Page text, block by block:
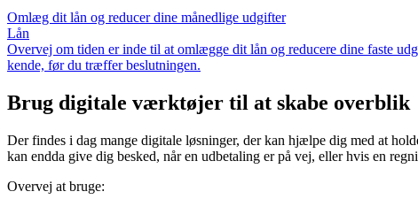
Omlæg dit lån og reducer dine månedlige udgifter
Lån
Overvej om tiden er inde til at omlægge dit lån og reducere dine faste
kende, før du træffer beslutningen.
Brug digitale værktøjer til at skabe overblik
Der findes i dag mange digitale løsninger, der kan hjælpe dig med at
kan endda give dig besked, når en udbetaling er på vej, eller hvis en
Overvej at bruge: